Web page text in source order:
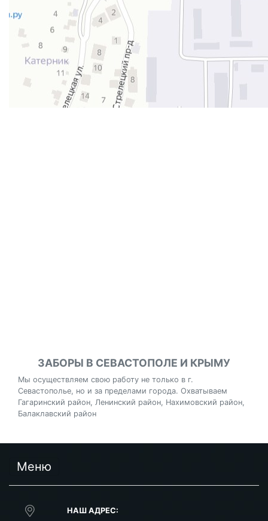
ЗАБОРЫ В СЕВАСТОПОЛЕ И КРЫМУ
Мы осуществляем свою работу не только в г.
Севастополье, но и за пределами города. Охватываем
Гагаринский район, Ленинский район, Нахимовский район,
Балаклавский район
Меню
НАШ АДРЕС: